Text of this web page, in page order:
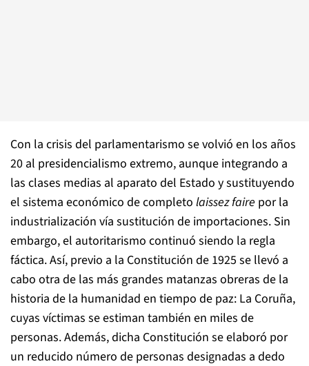
Con la crisis del parlamentarismo se volvió en los años
20 al presidencialismo extremo, aunque integrando a
las clases medias al aparato del Estado y sustituyendo
el sistema económico de completo laissez faire por la
industrialización vía sustitución de importaciones. Sin
embargo, el autoritarismo continuó siendo la regla
fáctica. Así, previo a la Constitución de 1925 se llevó a
cabo otra de las más grandes matanzas obreras de la
historia de la humanidad en tiempo de paz: La Coruña,
cuyas víctimas se estiman también en miles de
personas. Además, dicha Constitución se elaboró por
un reducido número de personas designadas a dedo